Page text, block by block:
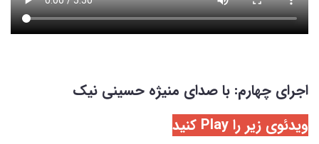
اجرای چهارم: با صدای منیژه حسینی نیک
ویدئوی زیر را Play کنید